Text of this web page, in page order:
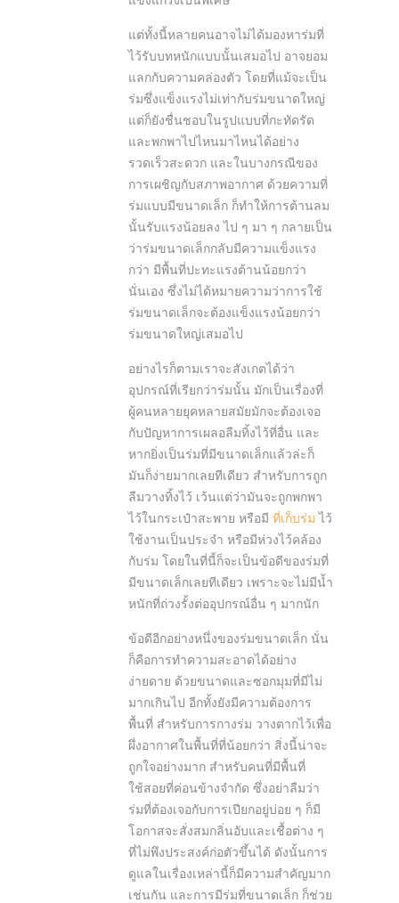
แต่ทั้งนี้หลายคนอาจไม่ได้มองหาร่มที่
ไว้รับบทหนักแบบนั้นเสมอไป อาจยอม
แลกกับความคล่องตัว โดยที่แม้จะเป็น
ร่มซึ่งแข็งแรงไม่เท่ากับร่มขนาดใหญ่
แต่ก็ยังชื่นชอบในรูปแบบที่กะทัดรัด
และพกพาไปไหนมาไหนได้อย่าง
รวดเร็วสะดวก และในบางกรณีของ
การเผชิญกับสภาพอากาศ ด้วยความที่
ร่มแบบมีขนาดเล็ก ก็ทำให้การต้านลม
นั้นรับแรงน้อยลง ไป ๆ มา ๆ กลายเป็น
ว่าร่มขนาดเล็กกลับมีความแข็งแรง
กว่า มีพื้นที่ปะทะแรงต้านน้อยกว่า
นั่นเอง ซึ่งไม่ได้หมายความว่าการใช้
ร่มขนาดเล็กจะต้องแข็งแรงน้อยกว่า
ร่มขนาดใหญ่เสมอไป
อย่างไรก็ตามเราจะสังเกตได้ว่า
อุปกรณ์ที่เรียกว่าร่มนั้น มักเป็นเรื่องที่
ผู้คนหลายยุคหลายสมัยมักจะต้องเจอ
กับปัญหาการเผลอลืมทิ้งไว้ที่อื่น และ
หากยิ่งเป็นร่มที่มีขนาดเล็กแล้วล่ะก็
มันก็ง่ายมากเลยทีเดียว สำหรับการถูก
ลืมวางทิ้งไว้ เว้นแต่ว่ามันจะถูกพกพา
ไว้ในกระเป๋าสะพาย หรือมี ที่เก็บร่ม ไว้
ใช้งานเป็นประจำ หรือมีห่วงไว้คล้อง
กับร่ม โดยในที่นี้ก็จะเป็นข้อดีของร่มที่
มีขนาดเล็กเลยทีเดียว เพราะจะไม่มีน้ำ
หนักที่ถ่วงรั้งต่ออุปกรณ์อื่น ๆ มากนัก
ข้อดีอีกอย่างหนึ่งของร่มขนาดเล็ก นั่น
ก็คือการทำความสะอาดได้อย่าง
ง่ายดาย ด้วยขนาดและซอกมุมที่มีไม่
มากเกินไป อีกทั้งยังมีความต้องการ
พื้นที่ สำหรับการกางร่ม วางตากไว้เพื่อ
ผึ่งอากาศในพื้นที่ที่น้อยกว่า สิ่งนี้น่าจะ
ถูกใจอย่างมาก สำหรับคนที่มีพื้นที่
ใช้สอยที่ค่อนข้างจำกัด ซึ่งอย่าลืมว่า
ร่มที่ต้องเจอกับการเปียกอยู่บ่อย ๆ ก็มี
โอกาสจะสั่งสมกลิ่นอับและเชื้อต่าง ๆ
ที่ไม่พึงประสงค์ก่อตัวขึ้นได้ ดังนั้นการ
ดูแลในเรื่องเหล่านี้ก็มีความสำคัญมาก
เช่นกัน และการมีร่มที่ขนาดเล็ก ก็ช่วย